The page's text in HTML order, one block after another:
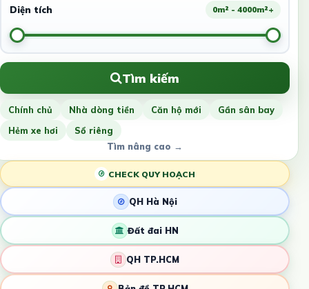
Diện tích 0m² - 4000m²+
Tìm kiếm
Chính chủ Nhà dòng tiền Căn hộ mới
Gần sân bay
Hẻm xe hơi
Sổ riêng
Tìm nâng cao →
CHECK QUY HOẠCH
QH Hà Nội
Đất đai HN
QH TP.HCM